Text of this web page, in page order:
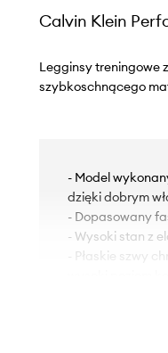
Calvin Klein
Legginsy treningowe
szybkoschnącego
- Model
dzięki dobrym
- Dopasowany
- Wysoki stan z
- Płaskie szwy